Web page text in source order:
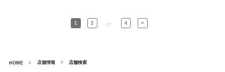
1 2 4 >
HOME 店舗情報 店舗検索